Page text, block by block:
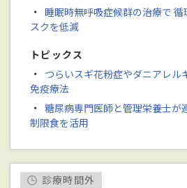
・ 睡眠時無呼吸症候群の治療で
スクを低減
トピックス
・ つらいスギ花粉症やダニアレル
免疫療法
・ 糖尿病専門医師と管理栄養士が
制限食を活用
診療時間外